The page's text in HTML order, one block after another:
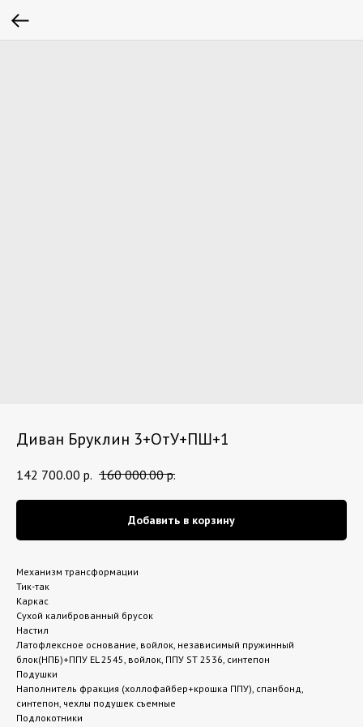
Диван Бруклин 3+ОтУ+ПШ+1
142 700.00 р. 160 000.00 р.
Добавить в корзину
Механизм трансформации
Тик-так
Каркас
Сухой калиброванный брусок
Настил
Латофлексное основание, войлок, независимый пружинный
блок(НПБ)+ППУ EL 2545, войлок, ППУ ST 2536, синтепон
Подушки
Наполнитель фракция (холлофайбер+крошка ППУ), спанбонд,
синтепон, чехлы подушек съемные
Подлокотники